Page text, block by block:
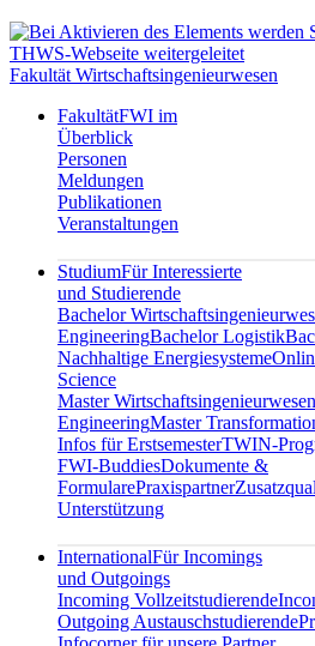
Fakultät Wirtschaftsingenieurwesen
FakultätFWI im
Überblick
Personen
Meldungen
Publikationen
Veranstaltungen
StudiumFür Interessierte
und Studierende
Bachelor
EngineeringBachelor Logistik
Nachhaltige Energiesysteme
Science
Master Wirtschaftsingenieurwesen
EngineeringMaster
Infos für ErstsemesterTWIN-
FWI-BuddiesDokumente &
FormularePraxispartner
Unterstützung
InternationalFür Incomings
und Outgoings
Incoming Vollzeitstudierende
Outgoing Austauschstudierende